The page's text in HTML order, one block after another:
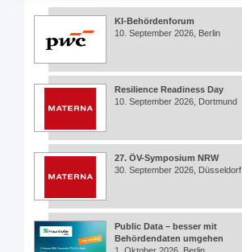
KI-Behördenforum
10. September 2026, Berlin
Resilience Readiness Day
10. September 2026, Dortmund
27. ÖV-Symposium NRW
30. September 2026, Düsseldorf
Public Data – besser mit
Behördendaten umgehen